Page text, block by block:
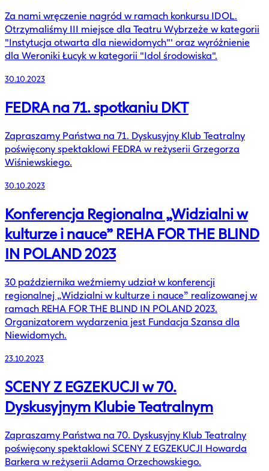
Za nami wręczenie nagród w ramach konkursu IDOL.
Otrzymaliśmy III miejsce dla Teatru Wybrzeże w kategorii
"Instytucja otwarta dla niewidomych"' oraz wyróżnienie
dla Weroniki Łucyk w kategorii "Idol środowiska".
30.10.2023
FEDRA na 71. spotkaniu DKT
Zapraszamy Państwa na 71. Dyskusyjny Klub Teatralny
poświęcony spektaklowi FEDRA w reżyserii Grzegorza
Wiśniewskiego.
30.10.2023
Konferencja Regionalna „Widzialni w
kulturze i nauce” REHA FOR THE BLIND
IN POLAND 2023
30 października weźmiemy udział w konferencji
regionalnej „Widzialni w kulturze i nauce” realizowanej w
ramach REHA FOR THE BLIND IN POLAND 2023.
Organizatorem wydarzenia jest Fundacja Szansa dla
Niewidomych.
23.10.2023
SCENY Z EGZEKUCJI w 70.
Dyskusyjnym Klubie Teatralnym
Zapraszamy Państwa na 70. Dyskusyjny Klub Teatralny
poświęcony spektaklowi SCENY Z EGZEKUCJI Howarda
Barkera w reżyserii Adama Orzechowskiego.